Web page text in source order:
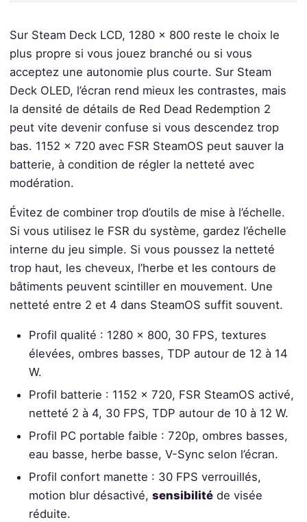
Sur Steam Deck LCD, 1280 x 800 reste le choix le
plus propre si vous jouez branché ou si vous
acceptez une autonomie plus courte. Sur Steam
Deck OLED, l’écran rend mieux les contrastes, mais
la densité de détails de Red Dead Redemption 2
peut vite devenir confuse si vous descendez trop
bas. 1152 x 720 avec FSR SteamOS peut sauver la
batterie, à condition de régler la netteté avec
modération.
Évitez de combiner trop d’outils de mise à l’échelle.
Si vous utilisez le FSR du système, gardez l’échelle
interne du jeu simple. Si vous poussez la netteté
trop haut, les cheveux, l’herbe et les contours de
bâtiments peuvent scintiller en mouvement. Une
netteté entre 2 et 4 dans SteamOS suffit souvent.
Profil qualité : 1280 x 800, 30 FPS, textures
élevées, ombres basses, TDP autour de 12 à 14
W.
Profil batterie : 1152 x 720, FSR SteamOS activé,
netteté 2 à 4, 30 FPS, TDP autour de 10 à 12 W.
Profil PC portable faible : 720p, ombres basses,
eau basse, herbe basse, V-Sync selon l’écran.
Profil confort manette : 30 FPS verrouillés,
motion blur désactivé,sensibilité de visée
réduite.